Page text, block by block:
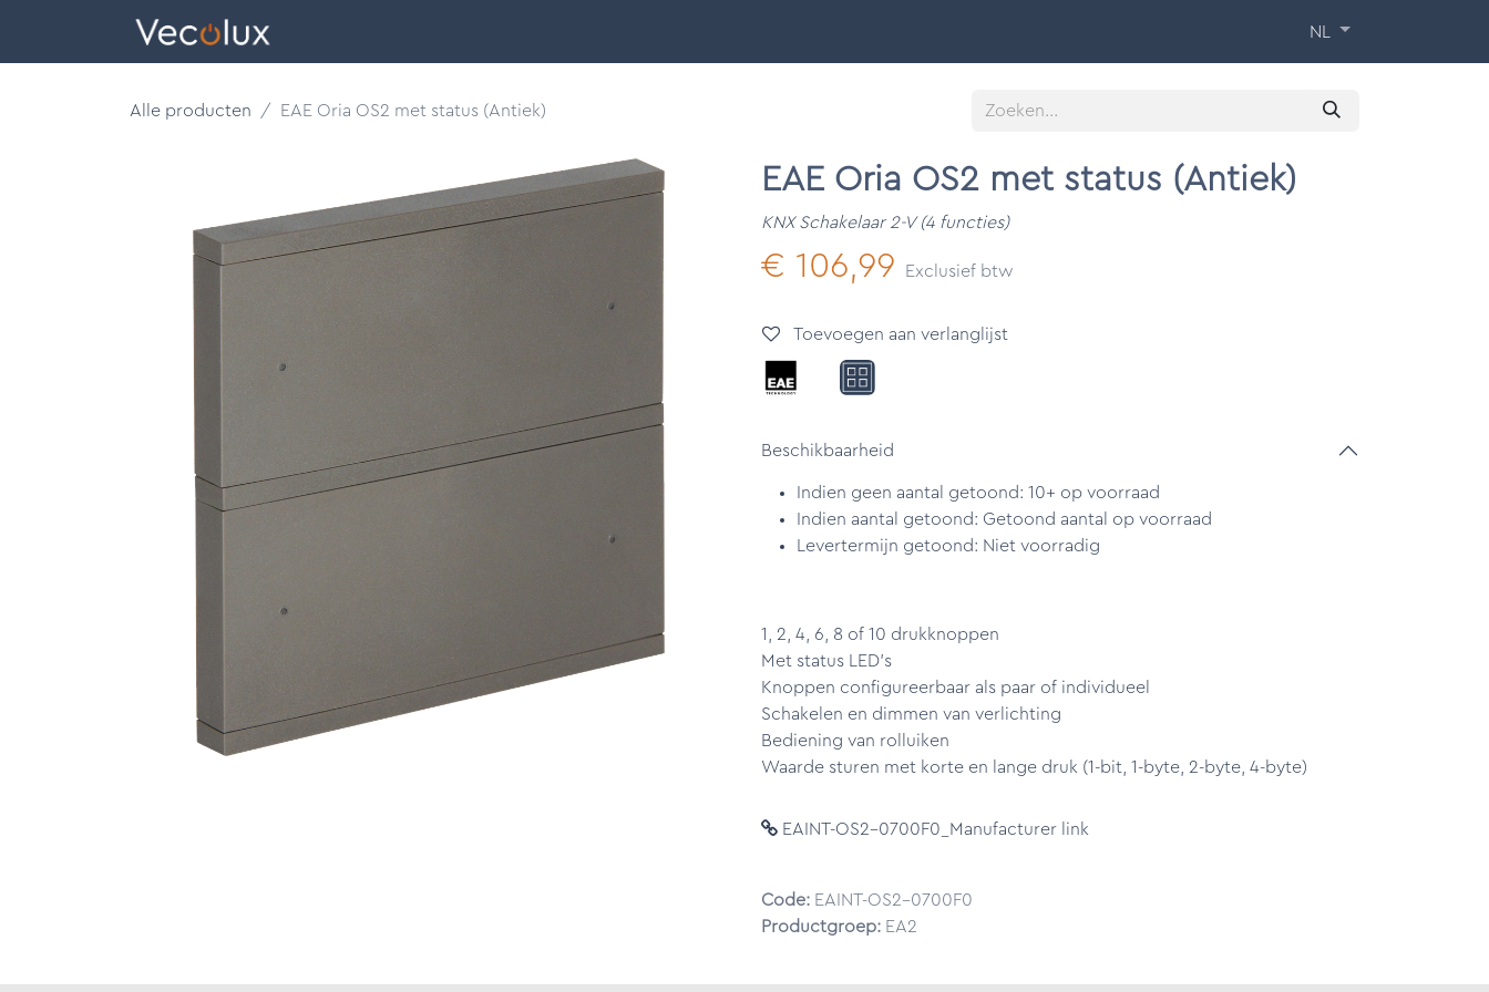
NL
Alle producten EAE Oria OS2 met status (Antiek)
EAE Oria OS2 met status (Antiek)
KNX Schakelaar 2-V (4 functies)
€ 106,99 Exclusief btw
Toevoegen aan verlanglijst
Beschikbaarheid
Indien geen aantal getoond: 10+ op voorraad
Indien aantal getoond: Getoond aantal op voorraad
Levertermijn getoond: Niet voorradig
1, 2, 4, 6, 8 of 10 drukknoppen
Met status LED’s
Knoppen configureerbaar als paar of individueel
Schakelen en dimmen van verlichting
Bediening van rolluiken
Waarde sturen met korte en lange druk (1-bit, 1-byte, 2-byte, 4-byte)
EAINT-OS2-0700F0_Manufacturer link
Code: EAINT-OS2-0700F0
Productgroep: EA2